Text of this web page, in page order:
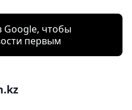
Google, чтобы
первым